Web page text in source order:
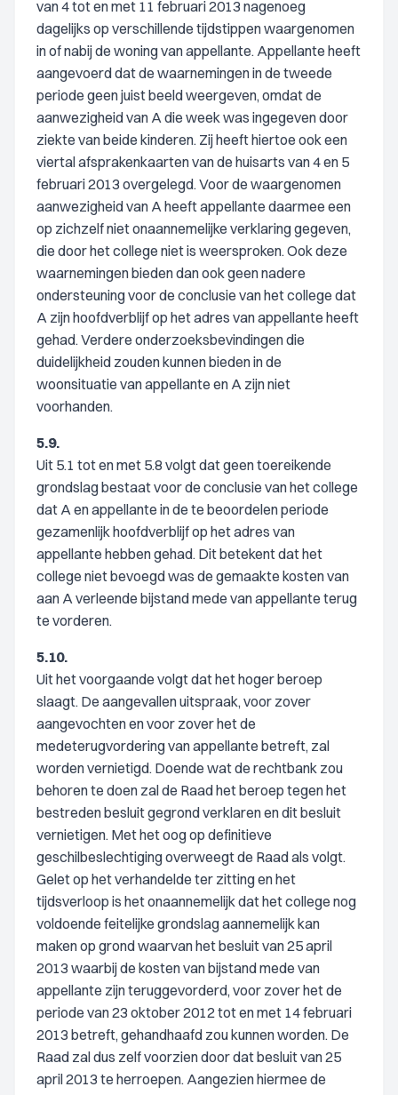
van 4 tot en met 11 februari 2013 nagenoeg
dagelijks op verschillende tijdstippen waargenomen
in of nabij de woning van appellante. Appellante heeft
aangevoerd dat de waarnemingen in de tweede
periode geen juist beeld weergeven, omdat de
aanwezigheid van A die week was ingegeven door
ziekte van beide kinderen. Zij heeft hiertoe ook een
viertal afsprakenkaarten van de huisarts van 4 en 5
februari 2013 overgelegd. Voor de waargenomen
aanwezigheid van A heeft appellante daarmee een
op zichzelf niet onaannemelijke verklaring gegeven,
die door het college niet is weersproken. Ook deze
waarnemingen bieden dan ook geen nadere
ondersteuning voor de conclusie van het college dat
A zijn hoofdverblijf op het adres van appellante heeft
gehad. Verdere onderzoeksbevindingen die
duidelijkheid zouden kunnen bieden in de
woonsituatie van appellante en A zijn niet
voorhanden.
5.9.
Uit 5.1 tot en met 5.8 volgt dat geen toereikende
grondslag bestaat voor de conclusie van het college
dat A en appellante in de te beoordelen periode
gezamenlijk hoofdverblijf op het adres van
appellante hebben gehad. Dit betekent dat het
college niet bevoegd was de gemaakte kosten van
aan A verleende bijstand mede van appellante terug
te vorderen.
5.10.
Uit het voorgaande volgt dat het hoger beroep
slaagt. De aangevallen uitspraak, voor zover
aangevochten en voor zover het de
medeterugvordering van appellante betreft, zal
worden vernietigd. Doende wat de rechtbank zou
behoren te doen zal de Raad het beroep tegen het
bestreden besluit gegrond verklaren en dit besluit
vernietigen. Met het oog op definitieve
geschilbeslechtiging overweegt de Raad als volgt.
Gelet op het verhandelde ter zitting en het
tijdsverloop is het onaannemelijk dat het college nog
voldoende feitelijke grondslag aannemelijk kan
maken op grond waarvan het besluit van 25 april
2013 waarbij de kosten van bijstand mede van
appellante zijn teruggevorderd, voor zover het de
periode van 23 oktober 2012 tot en met 14 februari
2013 betreft, gehandhaafd zou kunnen worden. De
Raad zal dus zelf voorzien door dat besluit van 25
april 2013 te herroepen. Aangezien hiermee de